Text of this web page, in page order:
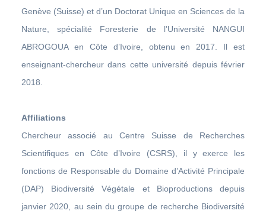
Genève (Suisse) et d’un Doctorat Unique en Sciences de la
Nature, spécialité Foresterie de l’Université NANGUI
ABROGOUA en Côte d’Ivoire, obtenu en 2017. Il est
enseignant-chercheur dans cette université depuis février
2018.
Affiliations
Chercheur associé au Centre Suisse de Recherches
Scientifiques en Côte d’Ivoire (CSRS), il y exerce les
fonctions de Responsable du Domaine d’Activité Principale
(DAP) Biodiversité Végétale et Bioproductions depuis
janvier 2020, au sein du groupe de recherche Biodiversité